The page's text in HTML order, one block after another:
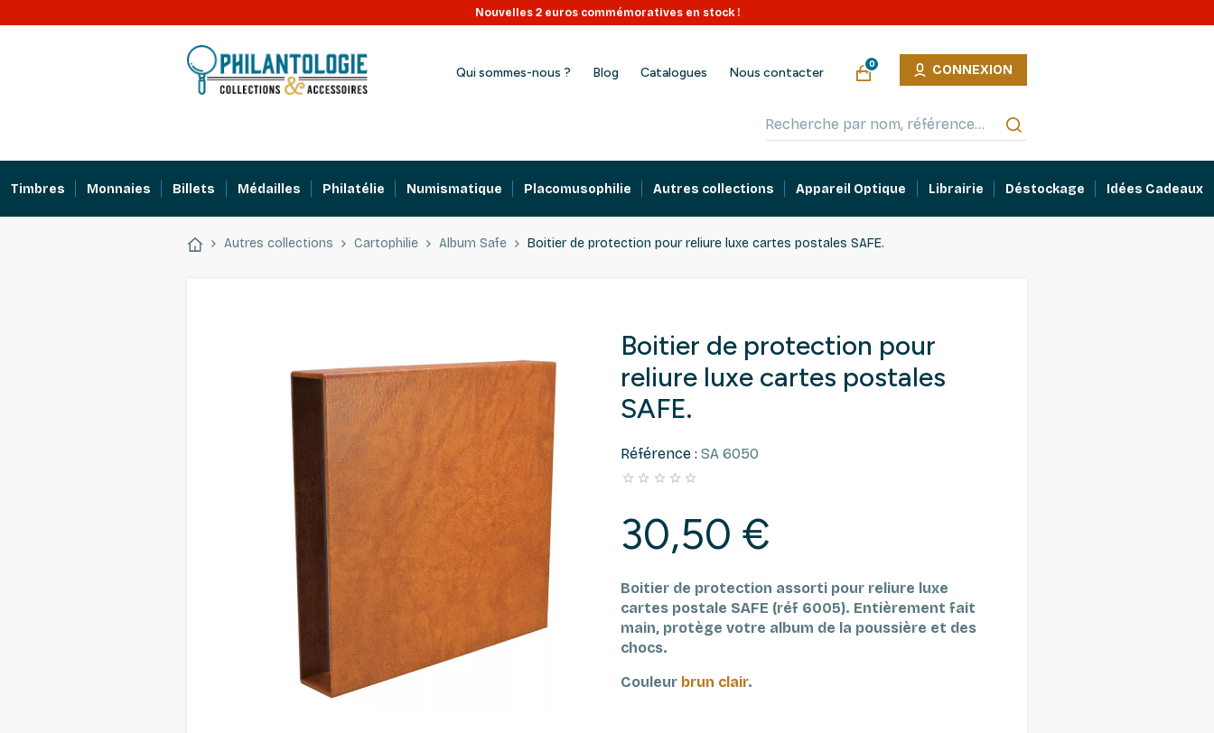
Nouvelles 2 euros commémoratives en stock !
Qui sommes-nous ? Blog Catalogues Nous contacter
0 CONNEXION
Timbres Monnaies Billets Médailles Philatélie Numismatique Placomusophilie Autres collections Appareil Optique Librairie Déstockage Idées Cadeaux
Autres collections Cartophilie Album Safe Boitier de protection pour reliure luxe cartes postales SAFE.
Boitier de protection pour
reliure luxe cartes postales
SAFE.
Référence : SA 6050
    
30,50 €
Boitier de protection assorti pour reliure luxe
cartes postale SAFE (réf 6005). Entièrement fait
main, protège votre album de la poussière et des
chocs.
Couleur brun clair.